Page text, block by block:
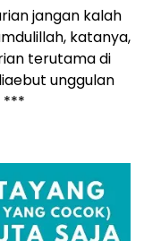
jangan kalah
katanya,
terutama di
unggulan
***